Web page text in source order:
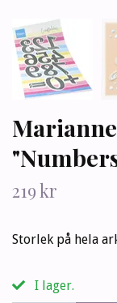
219 kr
Storlek på hela
I lager.